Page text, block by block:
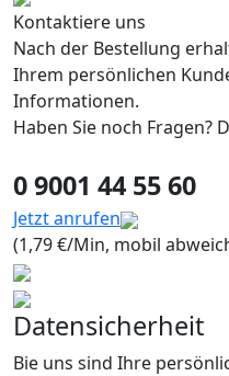
Kontaktiere uns
Nach der Bestellung
Ihrem persönlichen
Informationen.
Haben Sie noch Fragen?
0 9001 44 55 60
Jetzt anrufen
(1,79 €/Min, mobil
Datensicherheit
Bie uns sind Ihre